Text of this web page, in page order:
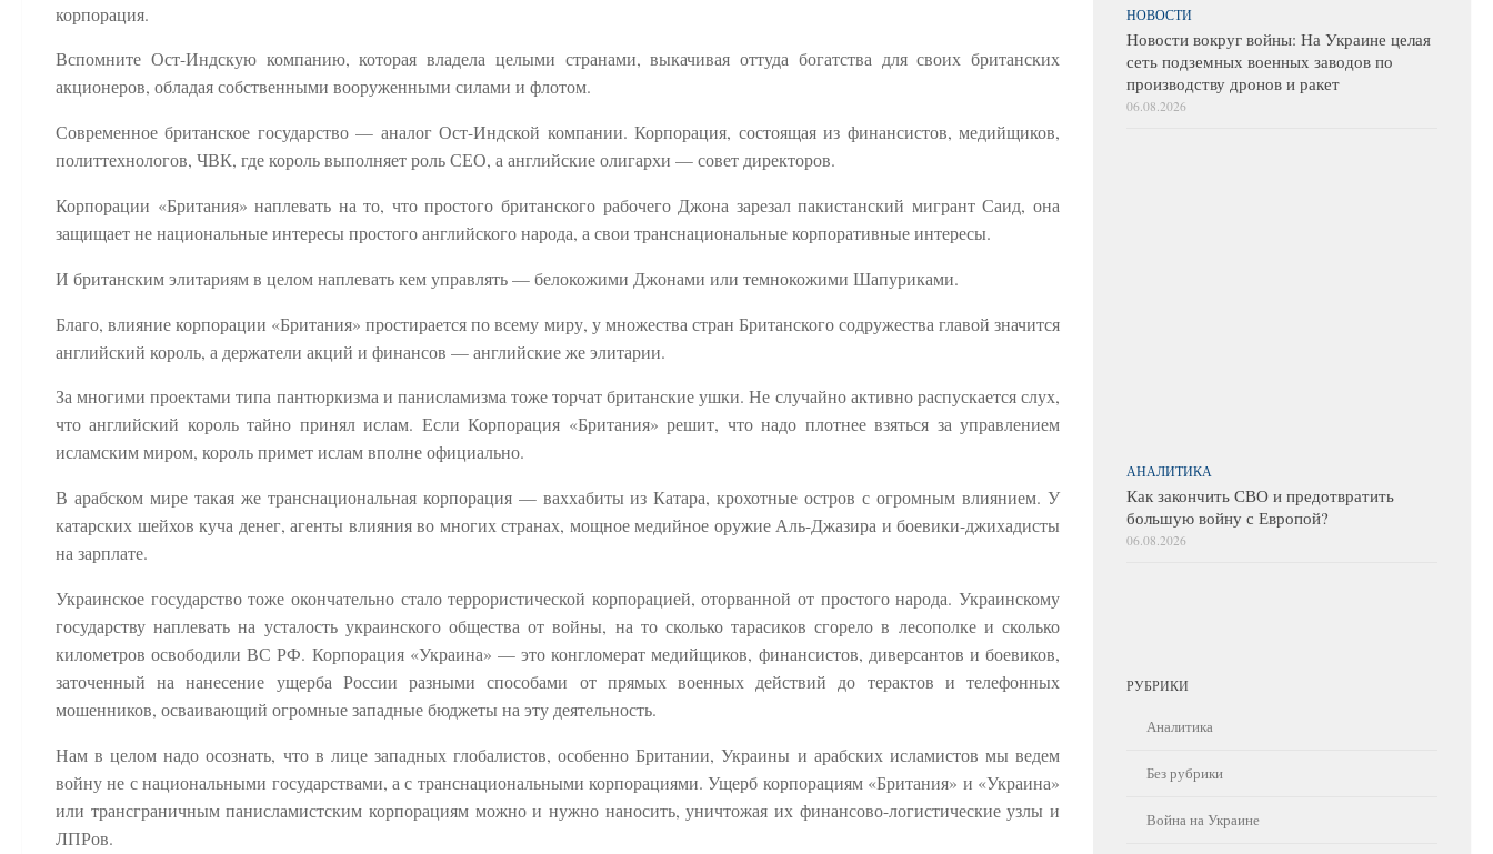
корпорация.
Вспомните Ост-Индскую компанию, которая владела целыми странами, выкачивая оттуда богатства для своих британских
акционеров, обладая собственными вооруженными силами и флотом.
Современное британское государство — аналог Ост-Индской компании. Корпорация, состоящая из финансистов, медийщиков,
политтехнологов, ЧВК, где король выполняет роль СЕО, а английские олигархи — совет директоров.
Корпорации «Британия» наплевать на то, что простого британского рабочего Джона зарезал пакистанский мигрант Саид, она
защищает не национальные интересы простого английского народа, а свои транснациональные корпоративные интересы.
И британским элитариям в целом наплевать кем управлять — белокожими Джонами или темнокожими Шапуриками.
Благо, влияние корпорации «Британия» простирается по всему миру, у множества стран Британского содружества главой значится
английский король, а держатели акций и финансов — английские же элитарии.
За многими проектами типа пантюркизма и панисламизма тоже торчат британские ушки. Не случайно активно распускается слух,
что английский король тайно принял ислам. Если Корпорация «Британия» решит, что надо плотнее взяться за управлением
исламским миром, король примет ислам вполне официально.
В арабском мире такая же транснациональная корпорация — ваххабиты из Катара, крохотные остров с огромным влиянием. У
катарских шейхов куча денег, агенты влияния во многих странах, мощное медийное оружие Аль-Джазира и боевики-джихадисты
на зарплате.
Украинское государство тоже окончательно стало террористической корпорацией, оторванной от простого народа. Украинскому
государству наплевать на усталость украинского общества от войны, на то сколько тарасиков сгорело в лесополке и сколько
километров освободили ВС РФ. Корпорация «Украина» — это конгломерат медийщиков, финансистов, диверсантов и боевиков,
заточенный на нанесение ущерба России разными способами от прямых военных действий до терактов и телефонных
мошенников, осваивающий огромные западные бюджеты на эту деятельность.
Нам в целом надо осознать, что в лице западных глобалистов, особенно Британии, Украины и арабских исламистов мы ведем
войну не с национальными государствами, а с транснациональными корпорациями. Ущерб корпорациям «Британия» и «Украина»
или трансграничным панисламистским корпорациям можно и нужно наносить, уничтожая их финансово-логистические узлы и
ЛПРов.
НОВОСТИ
Новости вокруг войны: На Украине целая
сеть подземных военных заводов по
производству дронов и ракет
06.08.2026
АНАЛИТИКА
Как закончить СВО и предотвратить
большую войну с Европой?
06.08.2026
РУБРИКИ
Аналитика
Без рубрики
Война на Украине